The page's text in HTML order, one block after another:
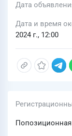
Дата
Дата и время
2024 г., 12:00
Попозиционная